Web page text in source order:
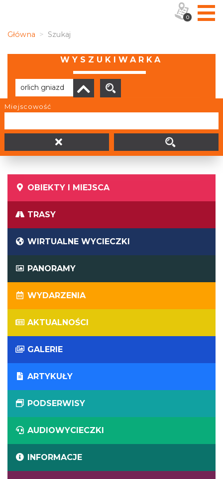
Główna Szukaj
WYSZUKIWARKA
Miejscowość
Brak wyników
OBIEKTY I MIEJSCA
TRASY
WIRTUALNE WYCIECZKI
PANORAMY
WYDARZENIA
AKTUALNOŚCI
GALERIE
ARTYKUŁY
PODSERWISY
AUDIOWYCIECZKI
INFORMACJE
0